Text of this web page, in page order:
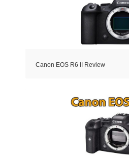
Canon EOS R6 II Review